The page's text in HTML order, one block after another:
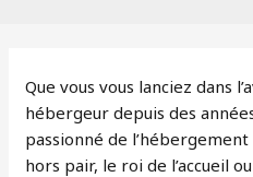
Que vous vous lanciez dans
hébergeur depuis des
passionné de
hors pair, le roi de l’accueil